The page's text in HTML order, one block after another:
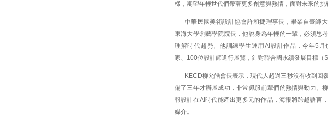
樣，期望年輕世代們帶著更多創意與熱情，面對未來的挑
中華民國美術設計協會許和捷理事長，畢業自臺師
東海大學創藝學院院長，他說身為年輕的一輩，必須思
理解時代趨勢。他訓練學生運用AI設計作品，今年5月
家、100位設計師進行展覽，針對聯合國永續發展目標（
KECD柳允皓會長表示，現代人超過三秒沒有收到回
備了三年才辦展成功，非常佩服前輩們的熱情與動力。
報設計在AI時代能產出更多元的作品，海報將跨越語言
媒介。